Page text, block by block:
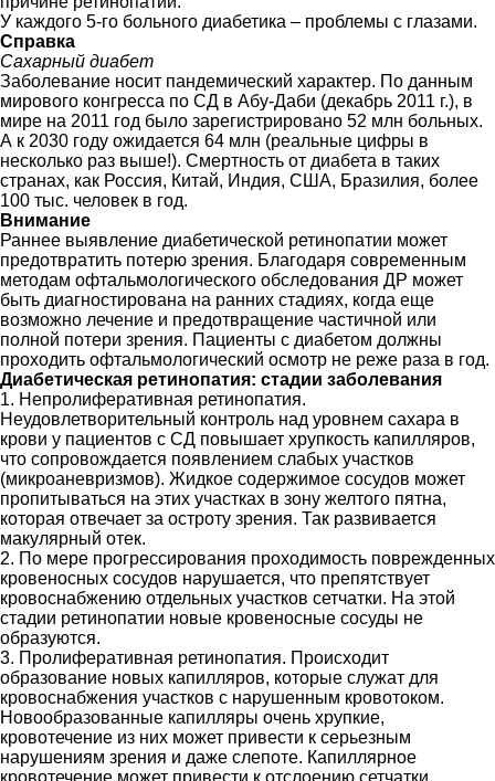
У каждого 5-го больного диабетика – проблемы с глазами.
Справка
Сахарный диабет
Заболевание носит пандемический характер. По данным
мирового конгресса по СД в Абу-Даби (декабрь 2011 г.), в
мире на 2011 год было зарегистрировано 52 млн больных.
А к 2030 году ожидается 64 млн (реальные цифры в
несколько раз выше!). Смертность от диабета в таких
странах, как Россия, Китай, Индия, США, Бразилия, более
100 тыс. человек в год.
Внимание
Раннее выявление диабетической ретинопатии может
предотвратить потерю зрения. Благодаря современным
методам офтальмологического обследования ДР может
быть диагностирована на ранних стадиях, когда еще
возможно лечение и предотвращение частичной или
полной потери зрения. Пациенты с диабетом должны
проходить офтальмологический осмотр не реже раза в год.
Диабетическая ретинопатия: стадии заболевания
1. Непролиферативная ретинопатия.
Неудовлетворительный контроль над уровнем сахара в
крови у пациентов с СД повышает хрупкость капилляров,
что сопровождается появлением слабых участков
(микроаневризмов). Жидкое содержимое сосудов может
пропитываться на этих участках в зону желтого пятна,
которая отвечает за остроту зрения. Так развивается
макулярный отек.
2. По мере прогрессирования проходимость поврежденных
кровеносных сосудов нарушается, что препятствует
кровоснабжению отдельных участков сетчатки. На этой
стадии ретинопатии новые кровеносные сосуды не
образуются.
3. Пролиферативная ретинопатия. Происходит
образование новых капилляров, которые служат для
кровоснабжения участков с нарушенным кровотоком.
Новообразованные капилляры очень хрупкие,
кровотечение из них может привести к серьезным
нарушениям зрения и даже слепоте. Капиллярное
кровотечение может привести к отслоению сетчатки.